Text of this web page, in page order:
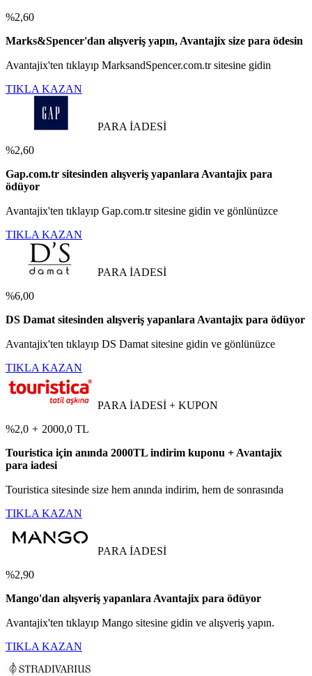
%2,60
Marks&Spencer'dan alışveriş yapın, Avantajix size para ödesin
Avantajix'ten tıklayıp MarksandSpencer.com.tr sitesine gidin
TIKLA KAZAN
PARA İADESİ
%2,60
Gap.com.tr sitesinden alışveriş yapanlara Avantajix para
ödüyor
Avantajix'ten tıklayıp Gap.com.tr sitesine gidin ve gönlünüzce
TIKLA KAZAN
PARA İADESİ
%6,00
DS Damat sitesinden alışveriş yapanlara Avantajix para ödüyor
Avantajix'ten tıklayıp DS Damat sitesine gidin ve gönlünüzce
TIKLA KAZAN
PARA İADESİ + KUPON
%2,0 + 2000,0 TL
Touristica için anında 2000TL indirim kuponu + Avantajix
para iadesi
Touristica sitesinde size hem anında indirim, hem de sonrasında
TIKLA KAZAN
PARA İADESİ
%2,90
Mango'dan alışveriş yapanlara Avantajix para ödüyor
Avantajix'ten tıklayıp Mango sitesine gidin ve alışveriş yapın.
TIKLA KAZAN